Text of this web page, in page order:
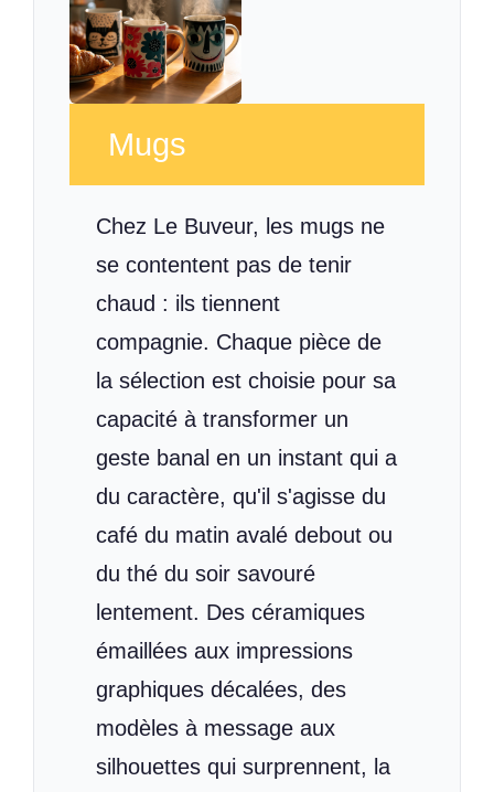
Mugs
Chez Le Buveur, les mugs ne
se contentent pas de tenir
chaud : ils tiennent
compagnie. Chaque pièce de
la sélection est choisie pour sa
capacité à transformer un
geste banal en un instant qui a
du caractère, qu'il s'agisse du
café du matin avalé debout ou
du thé du soir savouré
lentement. Des céramiques
émaillées aux impressions
graphiques décalées, des
modèles à message aux
silhouettes qui surprennent, la